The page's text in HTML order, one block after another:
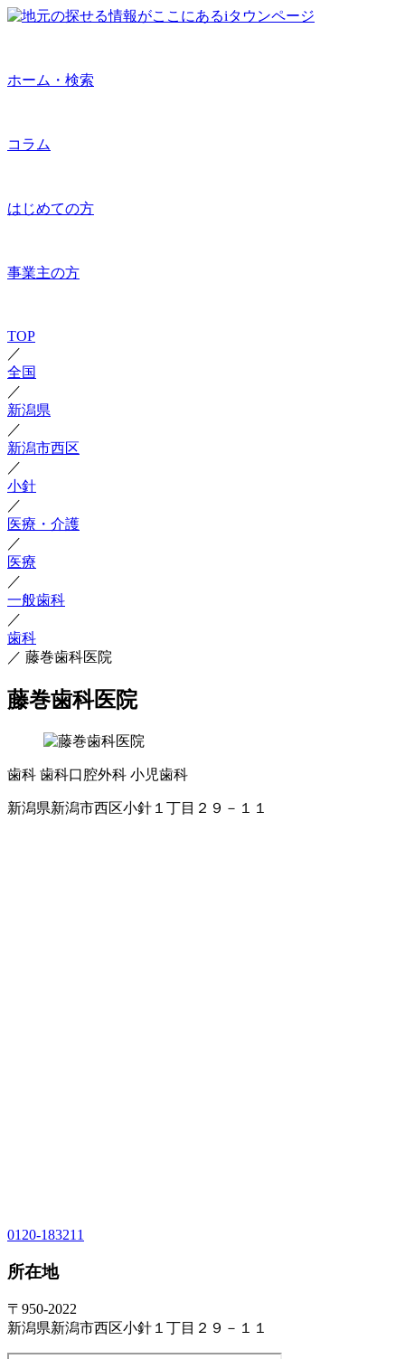
ホーム・検索
コラム
はじめての方
事業主の方
TOP
／
全国
／
新潟県
／
新潟市西区
／
小針
／
医療・介護
／
医療
／
一般歯科
／
歯科
／ 藤巻歯科医院
藤巻歯科医院
歯科 歯科口腔外科 小児歯科
新潟県新潟市西区小針１丁目２９－１１
0120-183211
所在地
〒950-2022
新潟県新潟市西区小針１丁目２９－１１